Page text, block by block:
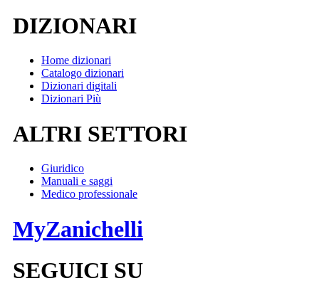
DIZIONARI
Home dizionari
Catalogo dizionari
Dizionari digitali
Dizionari Più
ALTRI SETTORI
Giuridico
Manuali e saggi
Medico professionale
MyZanichelli
SEGUICI SU